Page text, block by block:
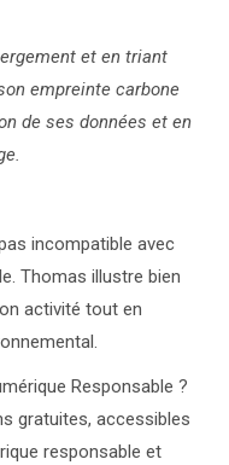
et en triant
empreinte carbone
de ses données et en
incompatible avec
Thomas illustre bien
activité tout en
Responsable ?
gratuites, accessibles
responsable et